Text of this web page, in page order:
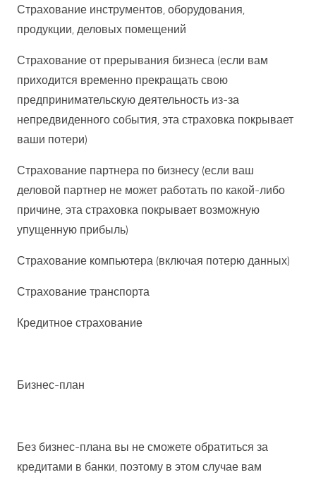
Страхование инструментов, оборудования,
продукции, деловых помещений
Страхование от прерывания бизнеса (если вам
приходится временно прекращать свою
предпринимательскую деятельность из-за
непредвиденного события, эта страховка покрывает
ваши потери)
Страхование партнера по бизнесу (если ваш
деловой партнер не может работать по какой-либо
причине, эта страховка покрывает возможную
упущенную прибыль)
Страхование компьютера (включая потерю данных)
Страхование транспорта
Кредитное страхование
Бизнес-план
Без бизнес-плана вы не сможете обратиться за
кредитами в банки, поэтому в этом случае вам